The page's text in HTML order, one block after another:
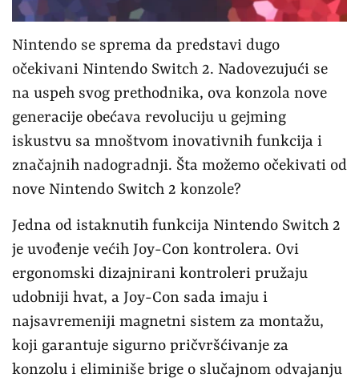
Nintendo se sprema da predstavi dugo
očekivani Nintendo Switch 2. Nadovezujući se
na uspeh svog prethodnika, ova konzola nove
generacije obećava revoluciju u gejming
iskustvu sa mnoštvom inovativnih funkcija i
značajnih nadogradnji. Šta možemo očekivati od
nove Nintendo Switch 2 konzole?
Jedna od istaknutih funkcija Nintendo Switch 2
je uvođenje većih Joy-Con kontrolera. Ovi
ergonomski dizajnirani kontroleri pružaju
udobniji hvat, a Joy-Con sada imaju i
najsavremeniji magnetni sistem za montažu,
koji garantuje sigurno pričvršćivanje za
konzolu i eliminiše brige o slučajnom odvajanju